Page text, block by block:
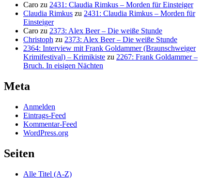
Caro zu 2431: Claudia Rimkus – Morden für Einsteiger
Claudia Rimkus zu 2431: Claudia Rimkus – Morden für
Einsteiger
Caro zu 2373: Alex Beer – Die weiße Stunde
Christoph zu 2373: Alex Beer – Die weiße Stunde
2364: Interview mit Frank Goldammer (Braunschweiger
Krimifestival) – Krimikiste zu 2267: Frank Goldammer –
Bruch. In eisigen Nächten
Meta
Anmelden
Eintrags-Feed
Kommentar-Feed
WordPress.org
Seiten
Alle Titel (A-Z)